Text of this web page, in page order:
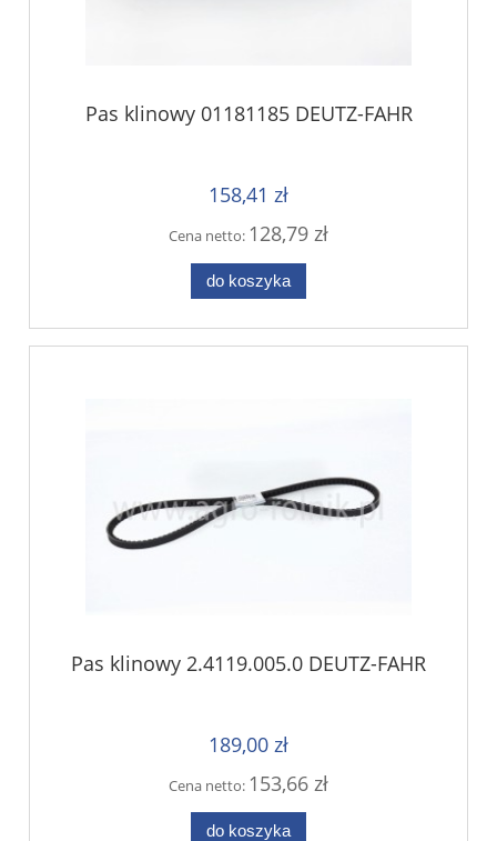
Pas klinowy 01181185 DEUTZ-FAHR
158,41 zł
Cena netto: 128,79 zł
do koszyka
Pas klinowy 2.4119.005.0 DEUTZ-FAHR
189,00 zł
Cena netto: 153,66 zł
do koszyka